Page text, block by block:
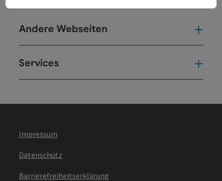
Andere Webseiten
Services
Impressum
Datenschutz
Barrierefreiheitserklärung